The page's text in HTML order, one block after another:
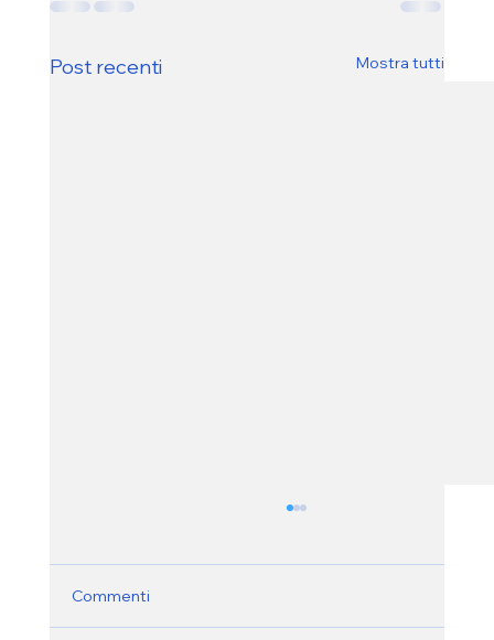
Post recenti Mostra tutti
Commenti